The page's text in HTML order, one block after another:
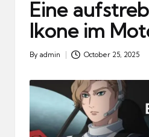
Eine
Ikone im
Posted
By admin October 25, 2025